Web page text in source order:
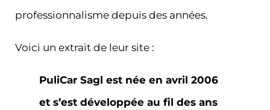
professionnalisme depuis des années.
Voici un extrait de leur site :
PuliCar Sagl est née en avril 2006
et s’est développée au fil des ans